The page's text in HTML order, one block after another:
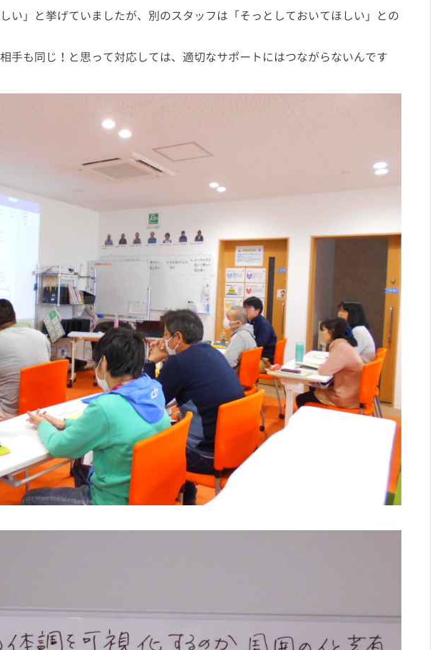
い」と挙げていましたが、別のスタッフは「そっとしておいてほしい」との
手も同じ！と思って対応しては、適切なサポートにはつながらないんです